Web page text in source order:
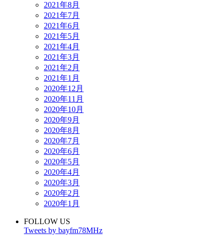
2021年8月
2021年7月
2021年6月
2021年5月
2021年4月
2021年3月
2021年2月
2021年1月
2020年12月
2020年11月
2020年10月
2020年9月
2020年8月
2020年7月
2020年6月
2020年5月
2020年4月
2020年3月
2020年2月
2020年1月
FOLLOW US
Tweets by bayfm78MHz